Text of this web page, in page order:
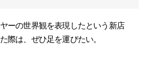
ーの世界観を表現したという新店
際は、ぜひ足を運びたい。